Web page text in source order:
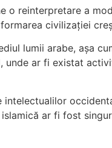
o reinterpretare a
civilizației
lumii arabe, așa
ar fi existat
ar fi fost